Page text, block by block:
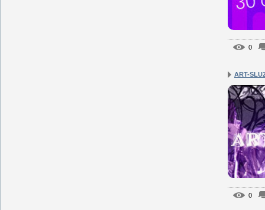
0
ART-
0